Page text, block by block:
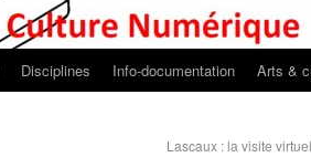
Disciplines Info-documentation Arts &
Lascaux : la visite